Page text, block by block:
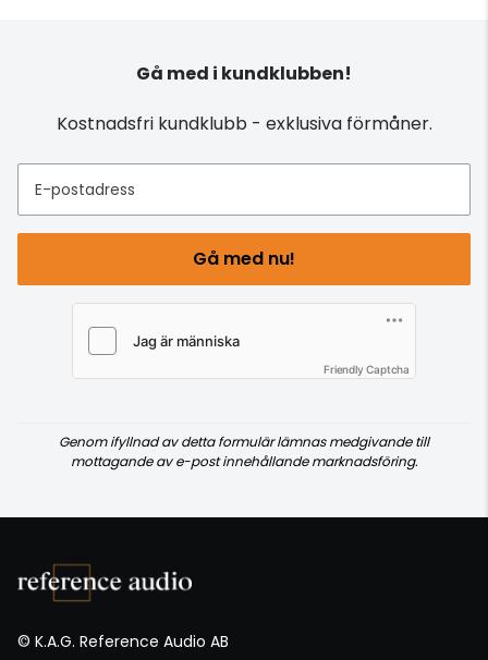
Gå med i kundklubben!
Kostnadsfri kundklubb - exklusiva förmåner.
E-postadress
Gå med nu!
Friendly Captcha
Genom ifyllnad av detta formulär lämnas medgivande till
mottagande av e-post innehållande marknadsföring.
© K.A.G. Reference Audio AB